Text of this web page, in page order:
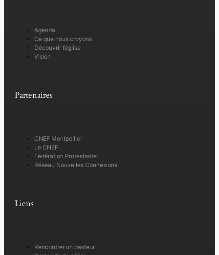
Agenda
Ce que nous croyons
Découvrir l’église
Vision
Partenaires
CNEF Montpellier
Le CNEF
Fédération Protestante
Réseau Nouvelles Connexions
Liens
Rencontrer un pasteur